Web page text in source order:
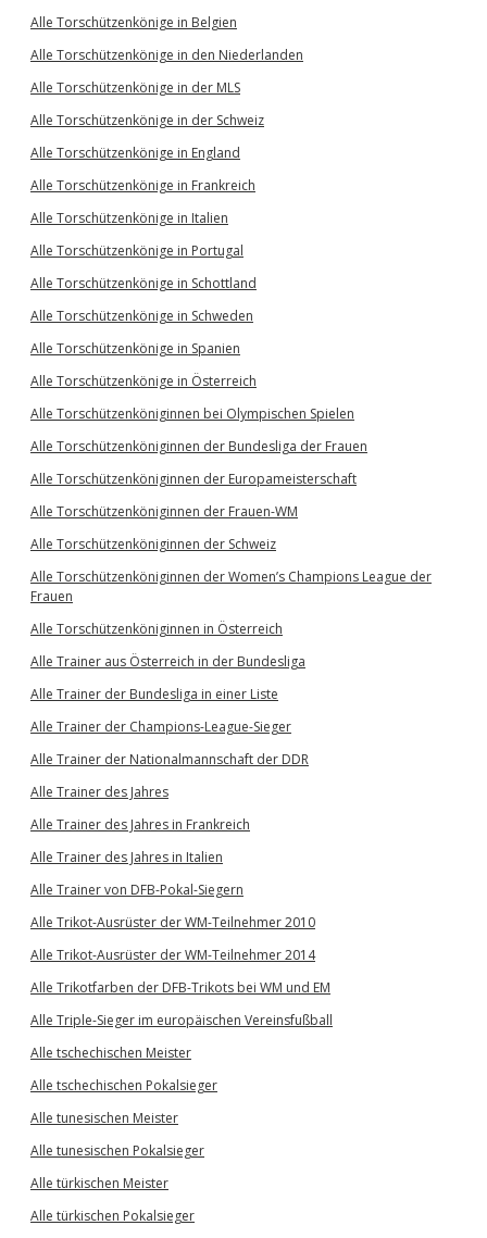
Alle Torschützenkönige in Belgien
Alle Torschützenkönige in den Niederlanden
Alle Torschützenkönige in der MLS
Alle Torschützenkönige in der Schweiz
Alle Torschützenkönige in England
Alle Torschützenkönige in Frankreich
Alle Torschützenkönige in Italien
Alle Torschützenkönige in Portugal
Alle Torschützenkönige in Schottland
Alle Torschützenkönige in Schweden
Alle Torschützenkönige in Spanien
Alle Torschützenkönige in Österreich
Alle Torschützenköniginnen bei Olympischen Spielen
Alle Torschützenköniginnen der Bundesliga der Frauen
Alle Torschützenköniginnen der Europameisterschaft
Alle Torschützenköniginnen der Frauen-WM
Alle Torschützenköniginnen der Schweiz
Alle Torschützenköniginnen der Women’s Champions League der
Frauen
Alle Torschützenköniginnen in Österreich
Alle Trainer aus Österreich in der Bundesliga
Alle Trainer der Bundesliga in einer Liste
Alle Trainer der Champions-League-Sieger
Alle Trainer der Nationalmannschaft der DDR
Alle Trainer des Jahres
Alle Trainer des Jahres in Frankreich
Alle Trainer des Jahres in Italien
Alle Trainer von DFB-Pokal-Siegern
Alle Trikot-Ausrüster der WM-Teilnehmer 2010
Alle Trikot-Ausrüster der WM-Teilnehmer 2014
Alle Trikotfarben der DFB-Trikots bei WM und EM
Alle Triple-Sieger im europäischen Vereinsfußball
Alle tschechischen Meister
Alle tschechischen Pokalsieger
Alle tunesischen Meister
Alle tunesischen Pokalsieger
Alle türkischen Meister
Alle türkischen Pokalsieger